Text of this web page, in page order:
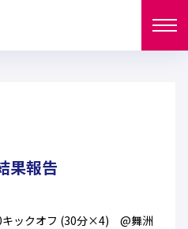
U-15
果報告
ックオフ (30分×4) @舞洲